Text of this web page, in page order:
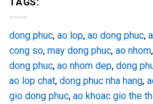
dong phuc, ao lop, ao dong phuc,
cong so, may dong phuc, ao nhom,
dong phuc, ao nhom dep, dong
ao lop chat, dong phuc nha hang,
gio dong phuc, ao khoac gio the